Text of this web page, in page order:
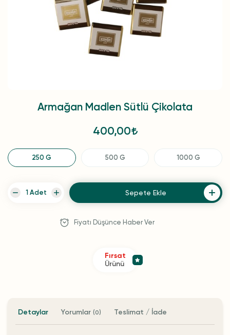
Armağan Madlen Sütlü Çikolata
400,00
250 G 500 G 1000 G
Sepete Ekle
Fiyatı Düşünce Haber Ver
Fırsat
Ürünü
Detaylar Yorumlar (0) Teslimat / İade